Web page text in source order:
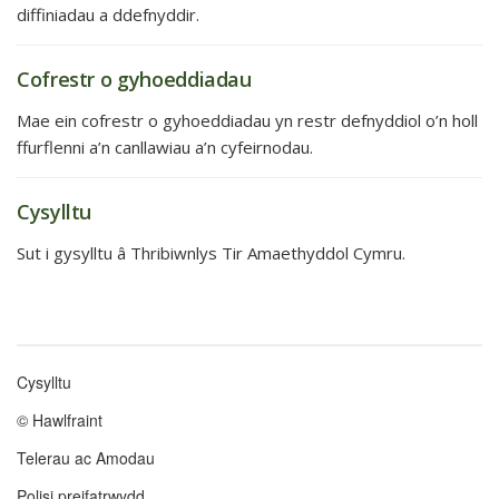
diffiniadau a ddefnyddir.
Cofrestr o gyhoeddiadau
Mae ein cofrestr o gyhoeddiadau yn restr defnyddiol o’n holl
ffurflenni a’n canllawiau a’n cyfeirnodau.
Cysylltu
Sut i gysylltu â Thribiwnlys Tir Amaethyddol Cymru.
Footer
Cysylltu
© Hawlfraint
Telerau ac Amodau